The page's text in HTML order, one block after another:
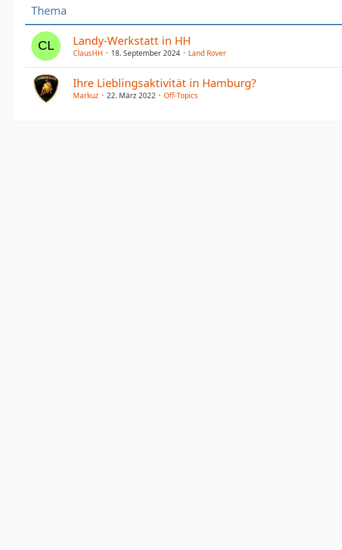
Thema
Landy-Werkstatt in HH
ClausHH 18. September 2024 Land Rover
Ihre Lieblingsaktivität in Hamburg?
Markuz 22. März 2022 Off-Topics